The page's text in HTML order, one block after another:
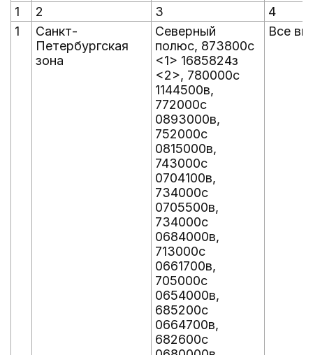
1
2 3
4
1
Санкт-
Петербургская
зона
Северный
полюс, 873800с
<1> 1685824з
<2>, 780000с
1144500в,
772000с
0893000в,
752000с
0815000в,
743000с
0704100в,
734000с
0705500в,
734000с
0684000в,
713000с
0661700в,
705000с
0654000в,
685200с
0664700в,
682600с
Все